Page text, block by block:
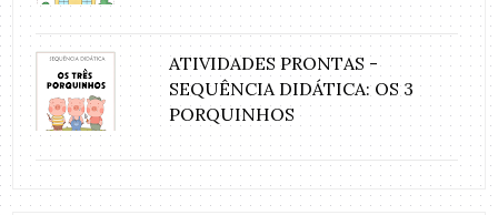
ATIVIDADES PRONTAS -
SEQUÊNCIA DIDÁTICA: OS 3
PORQUINHOS